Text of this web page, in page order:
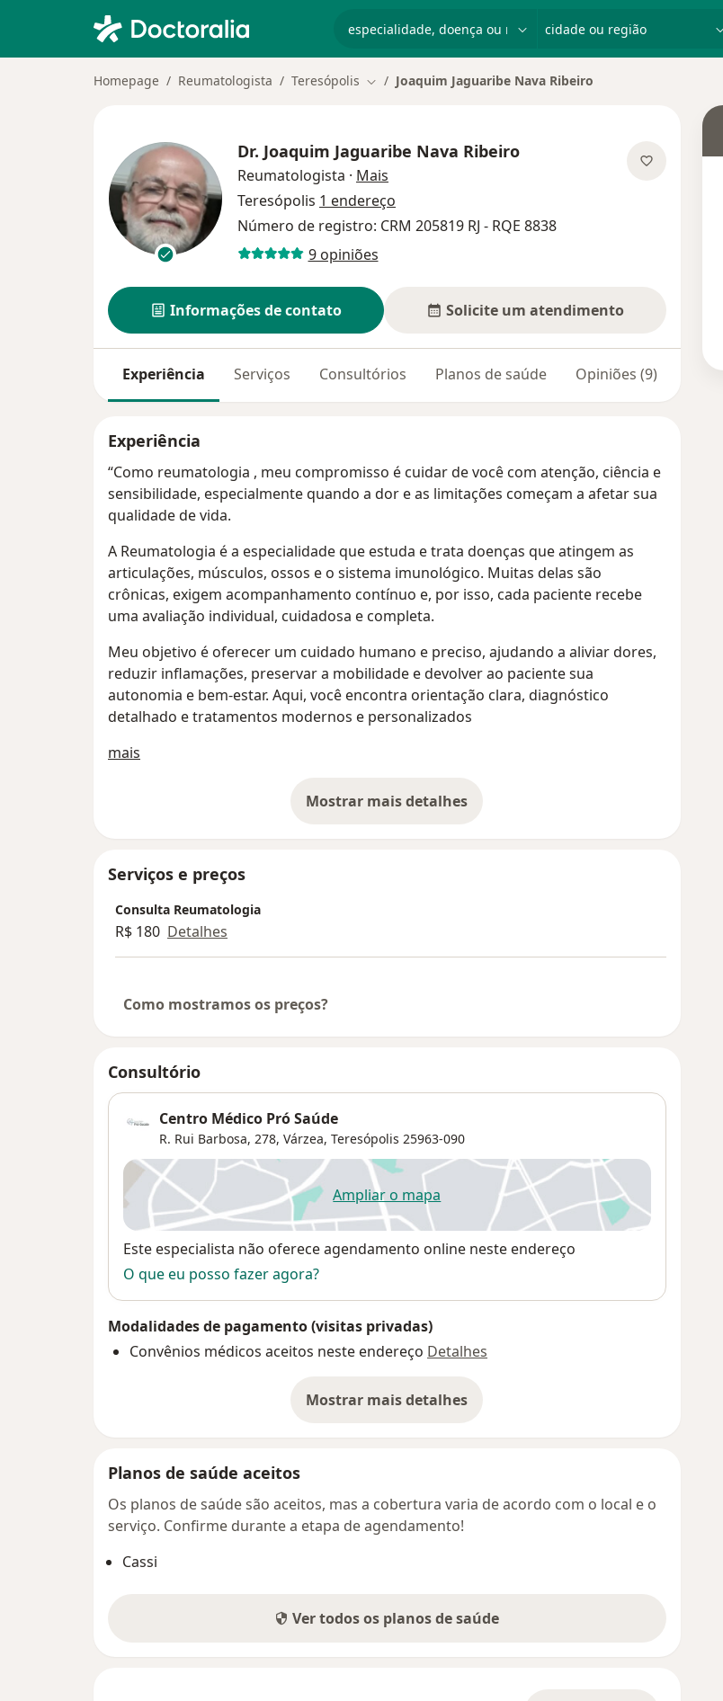
Homepage Reumatologista Teresópolis Mudar de cidade
Joaquim Jaguaribe Nava Ribeiro
Dr. Joaquim Jaguaribe Nava Ribeiro
Reumatologista · Mais
Teresópolis 1 endereço
Número de registro: CRM 205819 RJ - RQE 8838
9 opiniões
Informações de contato Solicite um atendimento
Experiência Serviços Consultórios Planos de saúde Opiniões (9)
Experiência
“Como reumatologia , meu compromisso é cuidar de você com atenção, ciência e
sensibilidade, especialmente quando a dor e as limitações começam a afetar sua
qualidade de vida.
A Reumatologia é a especialidade que estuda e trata doenças que atingem as
articulações, músculos, ossos e o sistema imunológico. Muitas delas são
crônicas, exigem acompanhamento contínuo e, por isso, cada paciente recebe
uma avaliação individual, cuidadosa e completa.
Meu objetivo é oferecer um cuidado humano e preciso, ajudando a aliviar dores,
reduzir inflamações, preservar a mobilidade e devolver ao paciente sua
autonomia e bem-estar. Aqui, você encontra orientação clara, diagnóstico
detalhado e tratamentos modernos e personalizados
mais
Mostrar mais detalhes
sobre a experiência
Serviços e preços
Consulta Reumatologia
R$ 180 Detalhes
Como mostramos os preços?
Consultório
Centro Médico Pró Saúde
R. Rui Barbosa, 278, Várzea, Teresópolis 25963-090
Ampliar o mapaabre num novo separador
Disponibilidade
Este especialista não oferece agendamento online neste endereço
O que eu posso fazer agora?
Modalidades de pagamento (visitas privadas)
Convênios médicos aceitos neste endereço Detalhes
Mostrar mais detalhes
sobre o endereço
Planos de saúde aceitos
Os planos de saúde são aceitos, mas a cobertura varia de acordo com o local e o
serviço. Confirme durante a etapa de agendamento!
Cassi
Ver todos os planos de saúde